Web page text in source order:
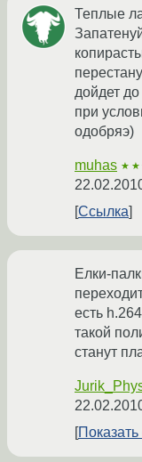
Теплые
дойдет до
при
одобряэ)
muhas
Ссылка
Елки-
есть
такой
станут
Показать